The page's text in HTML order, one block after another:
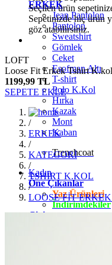
ERKEK
Jean Pantolon
Pantolon
Sweatshirt
Gömlek
Ceket
Eşofman Altı
T-shirt
Polo K.Kol
Hırka
Kazak
Mont
Kaban
Trenchcoat
Kadın
Öne Çıkanlar
Yaz Ürünleri
İndirimdekiler
Giyim
Seçilen ürün
Sepetinizde hiç ürün
göz atabilirsiniz.
LOFT
Loose Fit Erkek Tshirt K.kol
1199,99 TL
SEPETE EKLE
/
ERKEK
/
KATEGORİ
/
TSHİRT K.KOL
/
LOOSE FİT